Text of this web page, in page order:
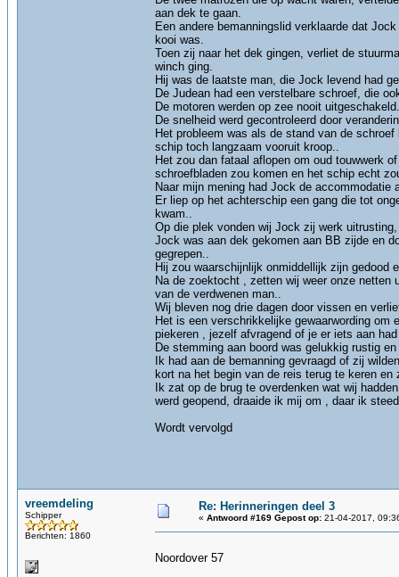
aan dek te gaan.
Een andere bemanningslid verklaarde dat
kooi was.
Toen zij naar het dek gingen, verliet de
winch ging.
Hij was de laatste man, die Jock levend had
De Judean had een verstelbare schroef, die
De motoren werden op zee nooit
De snelheid werd gecontroleerd door
Het probleem was als de stand van de
schip toch langzaam vooruit kroop..
Het zou dan fataal aflopen om oud touwwerk
schroefbladen zou komen en het schip echt
Naar mijn mening had Jock de accommodatie
Er liep op het achterschip een gang die tot
kwam..
Op die plek vonden wij Jock zij werk
Jock was aan dek gekomen aan BB zijde en
gegrepen..
Hij zou waarschijnlijk onmiddellijk zijn gedood
Na de zoektocht , zetten wij weer onze
van de verdwenen man..
Wij bleven nog drie dagen door vissen en
Het is een verschrikkelijke gewaarwording
piekeren , jezelf afvragend of je er iets aan
De stemming aan boord was gelukkig rustig
Ik had aan de bemanning gevraagd of zij
kort na het begin van de reis terug te keren
Ik zat op de brug te overdenken wat wij
werd geopend, draaide ik mij om , daar ik
Wordt vervolgd
vreemdeling
Schipper
Berichten: 1860
Re: Herinneringen deel 3
« Antwoord #169 Gepost op: 21-04-2017,
Noordover 57